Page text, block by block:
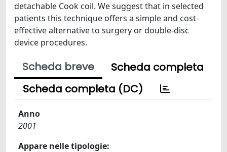
detachable Cook coil. We suggest that in selected
patients this technique offers a simple and cost-
effective alternative to surgery or double-disc
device procedures.
Scheda breve
Scheda completa
Scheda completa (DC)
Anno
2001
Appare nelle tipologie: